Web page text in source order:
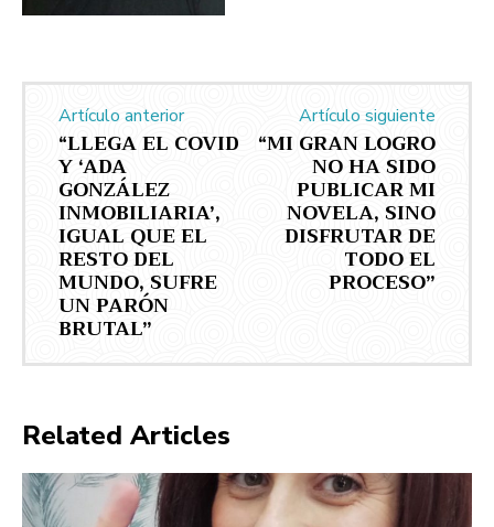
Artículo anterior
“LLEGA EL COVID
Y ‘ADA
GONZÁLEZ
INMOBILIARIA’,
IGUAL QUE EL
RESTO DEL
MUNDO, SUFRE
UN PARÓN
BRUTAL”
Artículo siguiente
“MI GRAN LOGRO
NO HA SIDO
PUBLICAR MI
NOVELA, SINO
DISFRUTAR DE
TODO EL
PROCESO”
Related Articles